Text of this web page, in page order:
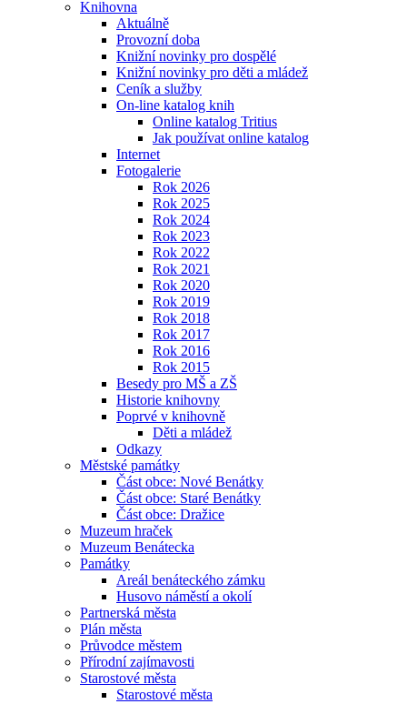
Knihovna
Aktuálně
Provozní doba
Knižní novinky pro dospělé
Knižní novinky pro děti a mládež
Ceník a služby
On-line katalog knih
Online katalog Tritius
Jak používat online katalog
Internet
Fotogalerie
Rok 2026
Rok 2025
Rok 2024
Rok 2023
Rok 2022
Rok 2021
Rok 2020
Rok 2019
Rok 2018
Rok 2017
Rok 2016
Rok 2015
Besedy pro MŠ a ZŠ
Historie knihovny
Poprvé v knihovně
Děti a mládež
Odkazy
Městské památky
Část obce: Nové Benátky
Část obce: Staré Benátky
Část obce: Dražice
Muzeum hraček
Muzeum Benátecka
Památky
Areál benáteckého zámku
Husovo náměstí a okolí
Partnerská města
Plán města
Průvodce městem
Přírodní zajímavosti
Starostové města
Starostové města